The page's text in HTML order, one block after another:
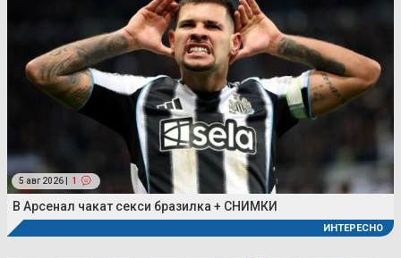
5 авг 2026 | 1
В Арсенал чакат секси бразилка + СНИМКИ
ИНТЕРЕСНО